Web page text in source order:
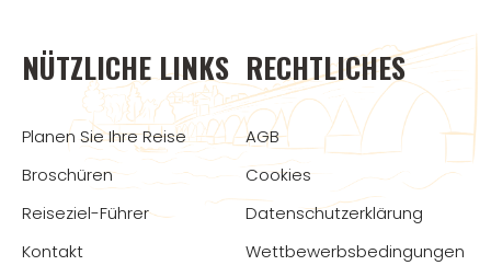
NÜTZLICHE LINKS
Planen Sie Ihre Reise
Broschüren
Reiseziel-Führer
Kontakt
RECHTLICHES
AGB
Cookies
Datenschutzerklärung
Wettbewerbsbedingungen